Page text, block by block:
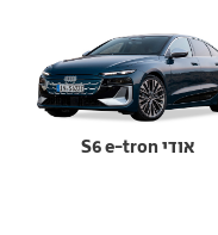
אודי S6 e-tron